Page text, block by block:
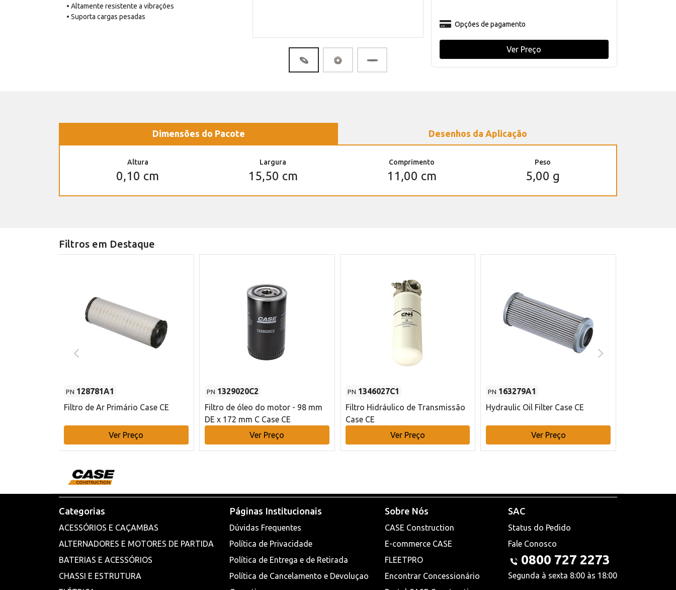
• Altamente resistente a vibrações
• Suporta cargas pesadas
Opções de pagamento
Ver Preço
Dimensões do Pacote Desenhos da Aplicação
Altura
0,10 cm
Largura
15,50 cm
Comprimento
11,00 cm
Peso
5,00 g
Filtros em Destaque
PN 128781A1
Filtro de Ar Primário Case CE
Ver Preço
PN 1329020C2
Filtro de óleo do motor - 98 mm
DE x 172 mm C Case CE
Ver Preço
PN 1346027C1
Filtro Hidráulico de Transmissão
Case CE
Ver Preço
PN 163279A1
Hydraulic Oil Filter Case CE
Ver Preço
Categorias
ACESSÓRIOS E CAÇAMBAS
ALTERNADORES E MOTORES DE PARTIDA
BATERIAS E ACESSÓRIOS
CHASSI E ESTRUTURA
Páginas Institucionais
Dúvidas Frequentes
Política de Privacidade
Política de Entrega e de Retirada
Política de Cancelamento e Devoluçao
Sobre Nós
CASE Construction
E-commerce CASE
FLEETPRO
Encontrar Concessionário
SAC
Status do Pedido
Fale Conosco
0800 727 2273
Segunda à sexta 8:00 às 18:00